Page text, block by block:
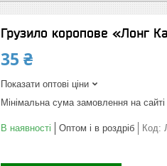
Грузило коропове «Лонг
35 ₴
Показати оптові ціни
Мінімальна сума замовлення на
В наявності Оптом і в роздріб Код: